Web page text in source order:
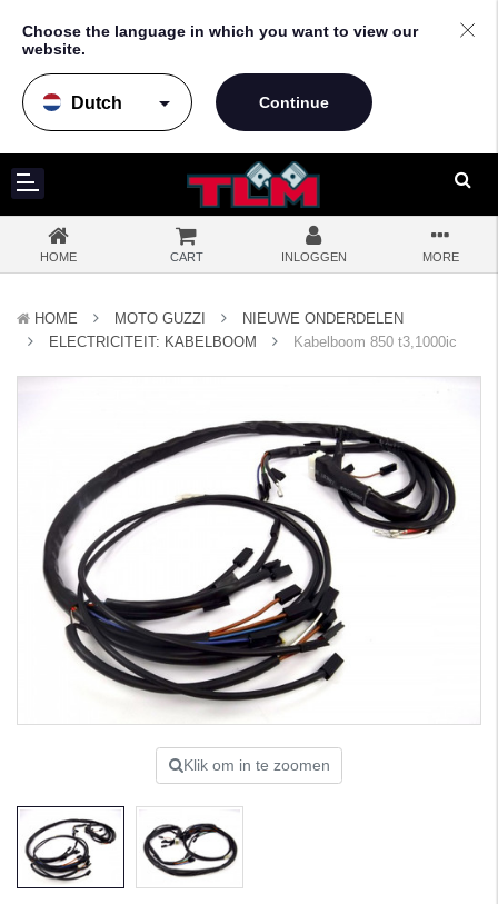
Choose the language in which you want to view our
website.
arrow_drop_down
HOME CART INLOGGEN MORE
HOME MOTO GUZZI
NIEUWE ONDERDELEN
ELECTRICITEIT: KABELBOOM
Kabelboom 850 t3,1000ic
Klik om in te zoomen